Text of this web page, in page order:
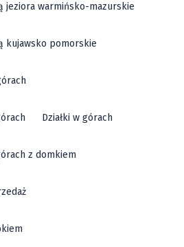
jeziora warmińsko-mazurskie
kujawsko pomorskie
Działki w górach
z domkiem